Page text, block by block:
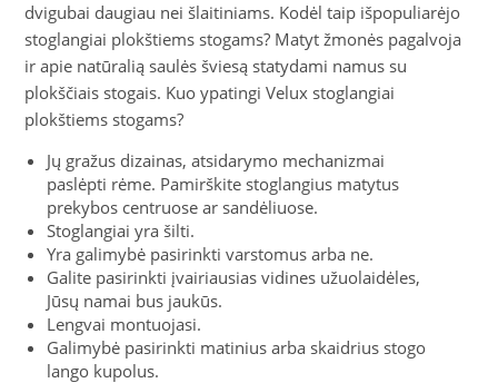
dvigubai daugiau nei šlaitiniams. Kodėl taip išpopuliarėjo
stoglangiai plokštiems stogams? Matyt žmonės pagalvoja
ir apie natūralią saulės šviesą statydami namus su
plokščiais stogais. Kuo ypatingi Velux stoglangiai
plokštiems stogams?
Jų gražus dizainas, atsidarymo mechanizmai
paslėpti rėme. Pamirškite stoglangius matytus
prekybos centruose ar sandėliuose.
Stoglangiai yra šilti.
Yra galimybė pasirinkti varstomus arba ne.
Galite pasirinkti įvairiausias vidines užuolaidėles,
Jūsų namai bus jaukūs.
Lengvai montuojasi.
Galimybė pasirinkti matinius arba skaidrius stogo
lango kupolus.